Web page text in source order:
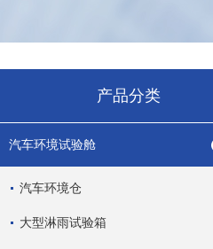
产品分类
汽车环境试验舱
汽车环境仓
大型淋雨试验箱